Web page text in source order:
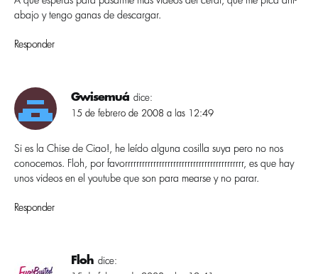
abajo y tengo ganas de descargar.
Responder
Gwisemuá dice:
15 de febrero de 2008 a las 12:49
Si es la Chise de Ciao!, he leí­do alguna cosilla suya pero no nos
conocemos. Floh, por favorrrrrrrrrrrrrrrrrrrrrrrrrrrrrrrrrrrrrrrrrr, es que hay
unos videos en el youtube que son para mearse y no parar.
Responder
Floh dice: